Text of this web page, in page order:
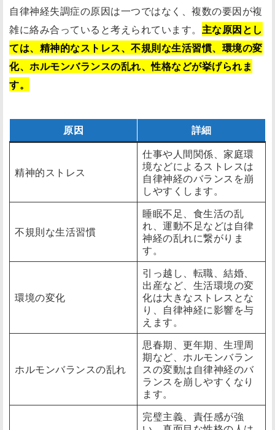
自律神経失調症の原因は一つではなく、複数の要因が複
雑に絡み合っていると考えられています。 主な原因とし
ては、精神的なストレス、不規則な生活習慣、環境の変
化、ホルモンバランスの乱れ、性格などが挙げられま
す。
原因 詳細
精神的ストレス
仕事や人間関係、家庭環
境などによるストレスは
自律神経のバランスを崩
しやすくします。
不規則な生活習慣
睡眠不足、食生活の乱
れ、運動不足などは自律
神経の乱れに繋がりま
す。
環境の変化
引っ越し、転職、結婚、
出産など、生活環境の変
化は大きなストレスとな
り、自律神経に影響を与
えます。
ホルモンバランスの乱れ
思春期、更年期、生理周
期など、ホルモンバラン
スの変動は自律神経のバ
ランスを崩しやすくなり
ます。
完璧主義、責任感が強